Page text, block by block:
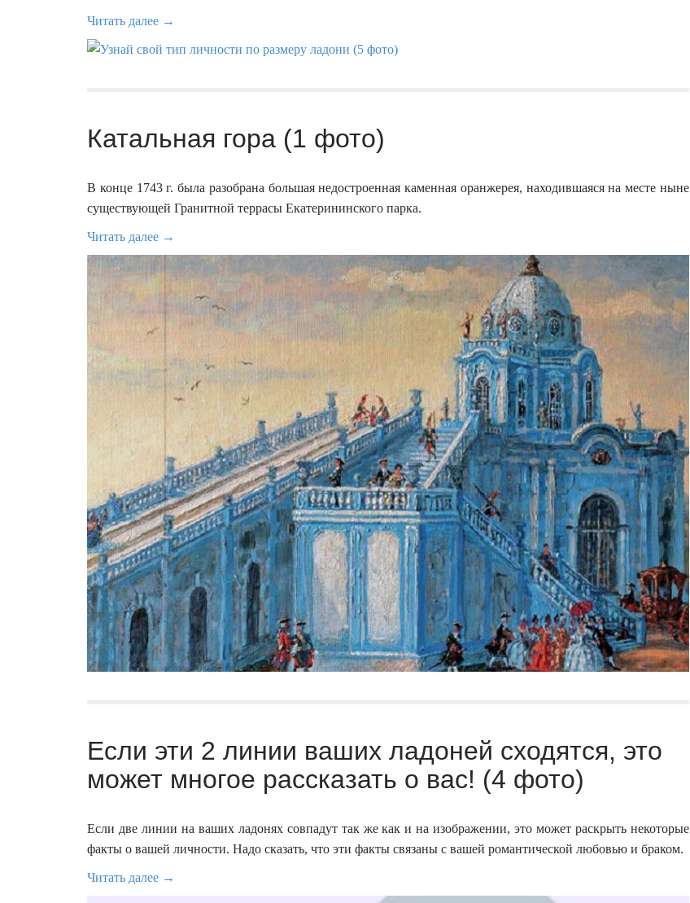
Читать далее →
Катальная гора (1 фото)
В конце 1743 г. была разобрана большая недостроенная каменная оранжерея, находившаяся на месте ныне
существующей Гранитной террасы Екатерининского парка.
Читать далее →
Если эти 2 линии ваших ладоней сходятся, это
может многое рассказать о вас! (4 фото)
Если две линии на ваших ладонях совпадут так же как и на изображении, это может раскрыть некоторые
факты о вашей личности. Надо сказать, что эти факты связаны с вашей романтической любовью и браком.
Читать далее →